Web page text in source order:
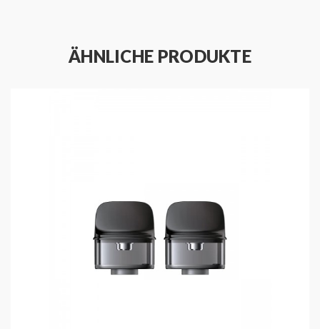
3x VooPoo Argus Pod Cartridge 0,7 Ohm
1x Bedienungsanleitung
ÄHNLICHE PRODUKTE